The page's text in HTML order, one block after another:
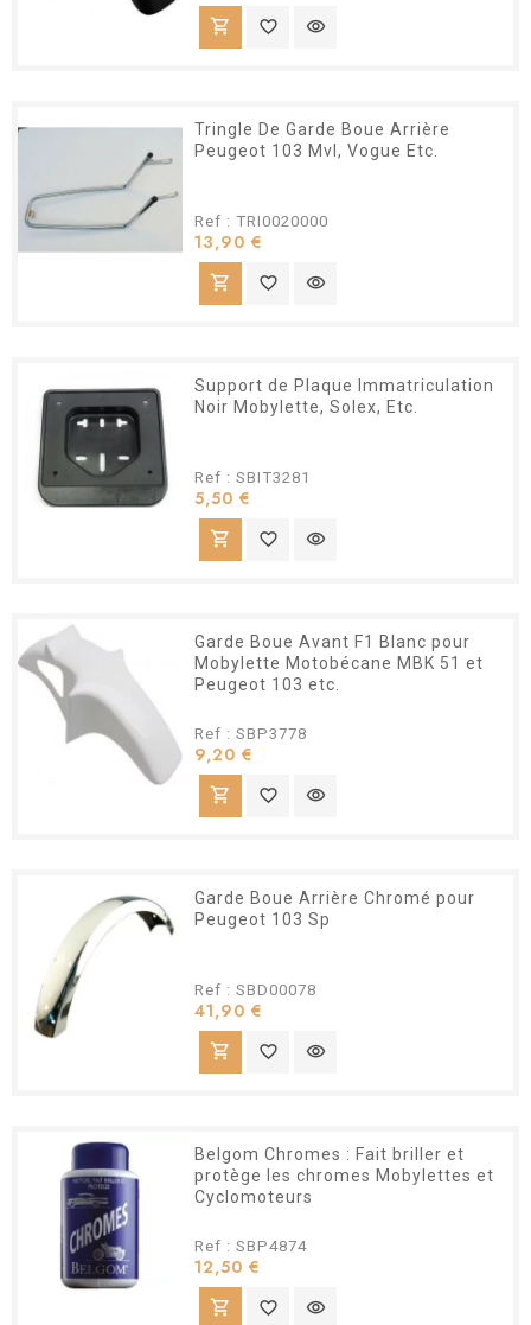
shopping_cart favorite_border visibility
Tringle De Garde Boue Arrière
Peugeot 103 Mvl, Vogue Etc.
Ref : TRI0020000
13,90 €
shopping_cart favorite_border visibility
Support de Plaque Immatriculation
Noir Mobylette, Solex, Etc.
Ref : SBIT3281
5,50 €
shopping_cart favorite_border visibility
Garde Boue Avant F1 Blanc pour
Mobylette Motobécane MBK 51 et
Peugeot 103 etc.
Ref : SBP3778
9,20 €
shopping_cart favorite_border visibility
Garde Boue Arrière Chromé pour
Peugeot 103 Sp
Ref : SBD00078
41,90 €
shopping_cart favorite_border visibility
Belgom Chromes : Fait briller et
protège les chromes Mobylettes et
Cyclomoteurs
Ref : SBP4874
12,50 €
shopping_cart favorite_border visibility